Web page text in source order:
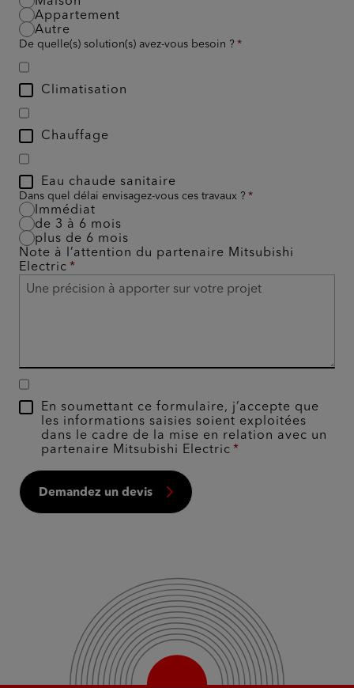
Appartement
Autre
De quelle(s) solution(s) avez-vous besoin ?
Climatisation
Chauffage
Eau chaude sanitaire
Dans quel délai envisagez-vous ces travaux ?
Immédiat
de 3 à 6 mois
plus de 6 mois
Note à l’attention du partenaire Mitsubishi
Electric
En soumettant ce formulaire, j’accepte que
les informations saisies soient exploitées
dans le cadre de la mise en relation avec un
partenaire Mitsubishi Electric
Demandez un devis